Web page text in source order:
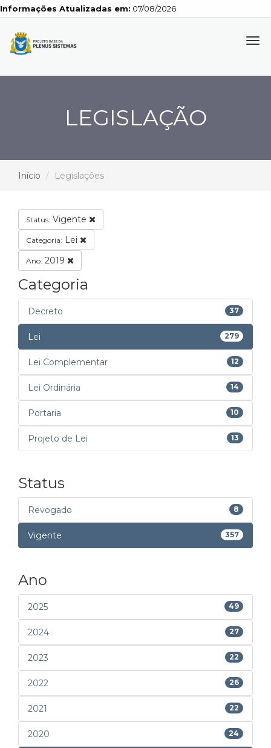
Atualizadas em: 07/08/2026
LEGISLAÇÃO
Início Legislações
Status: Vigente
Categoria: Lei
Ano: 2019
Categoria
Decreto 37
Lei 279
Lei Complementar 12
Lei Ordinária 14
Portaria 10
Projeto de Lei 13
Status
Revogado 8
Vigente 357
Ano
2025 49
2024 27
2023 22
2022 26
2021 22
2020 24